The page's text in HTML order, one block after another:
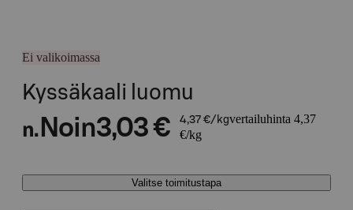
Ei valikoimassa
Kyssäkaali luomu
n. Noin3,03 € 4,37 €/kgvertailuhinta 4,37
€/kg
Valitse toimitustapa